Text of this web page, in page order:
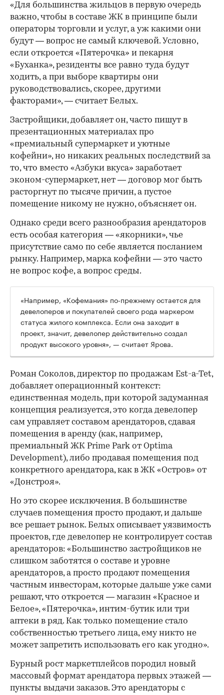
«Для большинства жильцов в первую очередь
важно, чтобы в составе ЖК в принципе были
операторы торговли и услуг, а уж какими они
будут — вопрос не самый ключевой. Условно,
если откроется «Пятерочка» и пекарня
«Буханка», резиденты все равно туда будут
ходить, а при выборе квартиры они
руководствовались, скорее, другими
факторами», — считает Белых.
Застройщики, добавляет он, часто пишут в
презентационных материалах про
«премиальный супермаркет и уютные
кофейни», но никаких реальных последствий за
то, что вместо «Азбуки вкуса» заработает
эконом-супермаркет, нет — договор мог быть
расторгнут по тысяче причин, а пустое
помещение никому не нужно, объясняет он.
Однако среди всего разнообразия арендаторов
есть особая категория — «якорники», чье
присутствие само по себе является посланием
рынку. Например, марка кофейни — это часто
не вопрос кофе, а вопрос среды.
«Например, «Кофемания» по-прежнему остается для
девелоперов и покупателей своего рода маркером
статуса жилого комплекса. Если она заходит в
проект, значит, девелопер действительно создал
продукт высокого уровня», — считает Ярова.
Роман Соколов, директор по продажам Est-a-Tet,
добавляет операционный контекст:
единственная модель, при которой задуманная
концепция реализуется, это когда девелопер
сам управляет составом арендаторов, сдавая
помещения в аренду (как, например,
премиальный ЖК Prime Park от Optima
Development), либо продавая помещения под
конкретного арендатора, как в ЖК «Остров» от
«Донстроя».
Но это скорее исключения. В большинстве
случаев помещения просто продают, и дальше
все решает рынок. Белых описывает уязвимость
проектов, где девелопер не контролирует состав
арендаторов: «Большинство застройщиков не
слишком заботятся о составе и уровне
арендаторов, а просто продают помещения
частным инвесторам, которые дальше уже сами
решают, что откроется — магазин «Красное и
Белое», «Пятерочка», интим-бутик или три
аптеки в ряд. Как только помещение стало
собственностью третьего лица, ему никто не
может запретить использовать его как угодно».
Бурный рост маркетплейсов породил новый
массовый формат арендатора первых этажей —
пункты выдачи заказов. Это арендаторы с